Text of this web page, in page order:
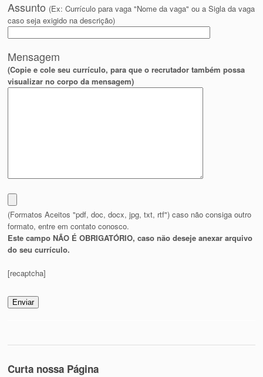
Assunto (Ex: Currículo para vaga "Nome da vaga" ou a Sigla da vaga
caso seja exigido na descrição)
Mensagem
(Copie e cole seu currículo, para que o recrutador também possa
visualizar no corpo da mensagem)
(Formatos Aceitos "pdf, doc, docx, jpg, txt, rtf") caso não consiga outro
formato, entre em contato conosco.
Este campo NÃO É OBRIGATÓRIO, caso não deseje anexar arquivo
do seu currículo.
[recaptcha]
Curta nossa Página